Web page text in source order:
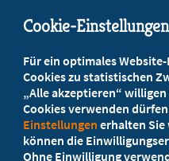
Ihr Landesverband berät
Ansprechpartner
Cookie-Einstellungen
Für ein optimales
Cookies zu statistischen
„Alle akzeptieren“
Cookies verwenden
Einstellungen erhalten
können die
Ohne Einwilligung